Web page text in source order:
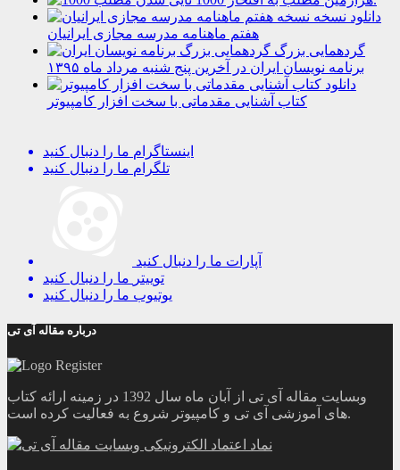
دانلود نسخه
هفتم ماهنامه مدرسه مجازی ایرانیان
گردهمایی بزرگ
برنامه نویسان ایران در آخرین پنج شنبه مرداد ماه ۱۳۹۵
دانلود
کتاب آشنایی مقدماتی با سخت افزار کامپیوتر
اینستاگرام ما را دنبال کنید
تلگرام ما را دنبال کنید
آپارات ما را دنبال کنید
توییتر ما را دنبال کنید
یوتیوب ما را دنبال کنید
درباره مقاله آی تی
وبسایت مقاله آی تی از آبان ماه سال 1392 در زمینه ارائه کتاب
های آموزشی آی تی و کامپیوتر شروع به فعالیت کرده است.